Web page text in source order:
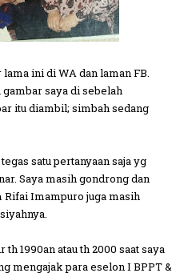
ini di WA dan laman FB.
saya di sebelah
itu diambil; simbah sedang
satu pertanyaan saja yg
Saya masih gondrong dan
Rifai Imampuro juga masih
1990an atau th 2000 saat saya
mengajak para eselon I BPPT &